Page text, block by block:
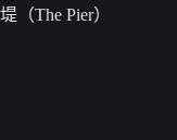
堤（The Pier）